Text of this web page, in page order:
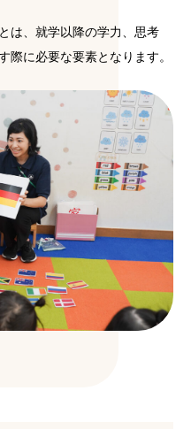
は、就学以降の学力、思考
際に必要な要素となります。